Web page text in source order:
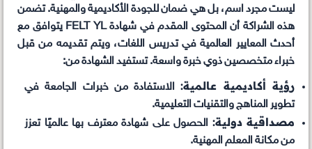
ليست مجرد اسم، بل هي ضمان للجودة الأكاديمية والمهنية. تضمن
هذه الشراكة أن المحتوى المقدم في شهادة FELT YL يتوافق مع
أحدث المعايير العالمية في تدريس اللغات، ويتم تقديمه من قبل
خبراء متخصصين ذوي خبرة واسعة. تستفيد الشهادة من:
رؤية أكاديمية عالمية:الاستفادة من خبرات الجامعة في
تطوير المناهج والتقنيات التعليمية.
مصداقية دولية: الحصول على شهادة معترف بها عالميًا تعزز
من مكانة المعلم المهنية.